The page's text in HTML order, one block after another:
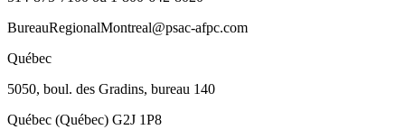
BureauRegionalMontreal@psac-afpc.com
Québec
5050, boul. des Gradins, bureau 140
Québec (Québec) G2J 1P8